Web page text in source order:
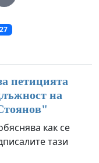
петицията
на
"
как се
тази